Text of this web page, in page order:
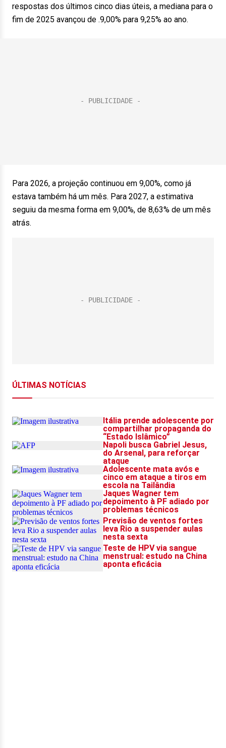
respostas dos últimos cinco dias úteis, a mediana para o
fim de 2025 avançou de .9,00% para 9,25% ao ano.
Para 2026, a projeção continuou em 9,00%, como já
estava também há um mês. Para 2027, a estimativa
seguiu da mesma forma em 9,00%, de 8,63% de um mês
atrás.